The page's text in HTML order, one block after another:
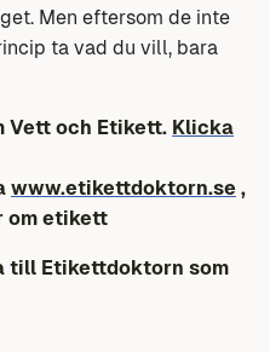
Men eftersom de inte
ta vad du vill, bara
Vett och Etikett. Klicka
www.etikettdoktorn.se ,
om etikett
till Etikettdoktorn som